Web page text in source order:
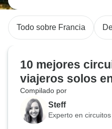
Todo sobre Francia
10 mejores
viajeros solos
Compilado por
Steff
Experto en